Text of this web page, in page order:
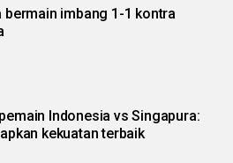
bermain imbang 1-1 kontra
Indonesia vs Singapura:
kekuatan terbaik